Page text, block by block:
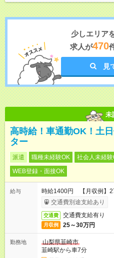
少しエリア
求人が470
見
未
高時給！車通勤OK！土
ター
派遣 職種未経験OK 社会人未経験
WEB登録・面接OK
給与
時給1400円 【月収例】
交通費別途支給あり
交通費 交通費支給有り
月収例 25～30万円
勤務地
山梨県韮崎市
韮崎駅から車7分